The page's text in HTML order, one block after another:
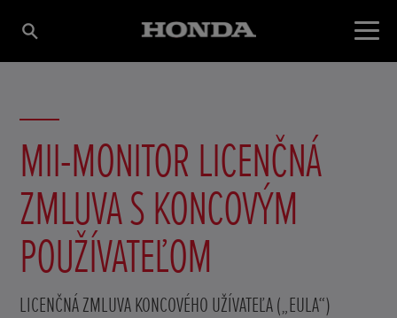
MII-MONITOR LICENČNÁ
ZMLUVA S KONCOVÝM
POUŽÍVATEĽOM
LICENČNÁ ZMLUVA KONCOVÉHO UŽÍVATEĽA („EULA“)